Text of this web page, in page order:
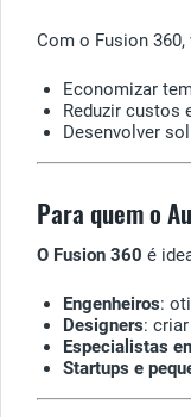
Com o Fusion 360,
Economizar
Reduzir custos
Desenvolver
Para quem o
O Fusion 360 é
Engenheiros:
Designers:
Especialistas
Startups e